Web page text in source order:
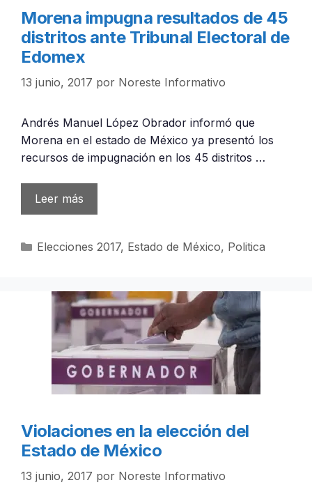
Morena impugna resultados de 45
distritos ante Tribunal Electoral de
Edomex
13 junio, 2017 por Noreste Informativo
Andrés Manuel López Obrador informó que
Morena en el estado de México ya presentó los
recursos de impugnación en los 45 distritos …
Leer más
Categorías
Elecciones 2017, Estado de México, Politica
Violaciones en la elección del
Estado de México
13 junio, 2017 por Noreste Informativo